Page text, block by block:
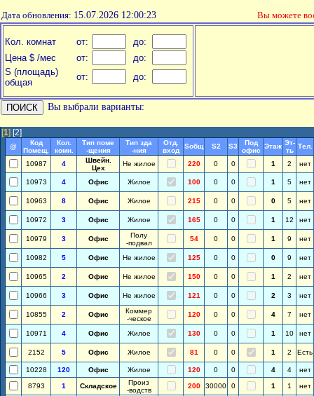
Дата обновления: 15.07.2026 12:00:23 Вы можете
Кол. комнат от:
до:
Цена $ /мес
от:
до:
S (площадь)
общая
от: до:
Вы выбрали варианты:
[1] [2]
@
Код
Помещ.
Кол.
комн.
Тип поме
-щения
Тип зда
-ния
Отд.
вход
Soбщ S2 S3
Под
офис
Этаж Эт-
ть
Тел.
10987 4
Швейн.
Цех
Не жилое 220 0 0 1 2 нет
10973 4 Офис Жилое 100 0 0 1 5 нет
10963 8 Офис Жилое 215 0 0 0 5 нет
10972 3 Офис Жилое 165 0 0 1 12 нет
10979 3 Офис
Полу
-подвал
54 0 0 1 9 нет
10982 5 Офис Не жилое 125 0 0 0 9 нет
10965 2 Офис Не жилое 150 0 0 1 2 нет
10966 3 Офис Не жилое 121 0 0 2 3 нет
10855 2 Офис
Коммер
-ческое
120 0 0 4 7 нет
10971 4 Офис Жилое 130 0 0 1 10 нет
2152 5 Офис Жилое 81 0 0 1 2 Есть
10228 120 Офис Жилое 120 0 0 4 4 нет
8793 1 Складское
Произ
-водств
200 30000 0 1 1 нет